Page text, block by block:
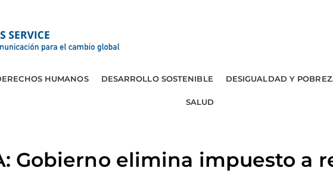
HUMANOS DESARROLLO SOSTENIBLE DESIGUALDAD Y
SALUD
Gobierno elimina impuesto a